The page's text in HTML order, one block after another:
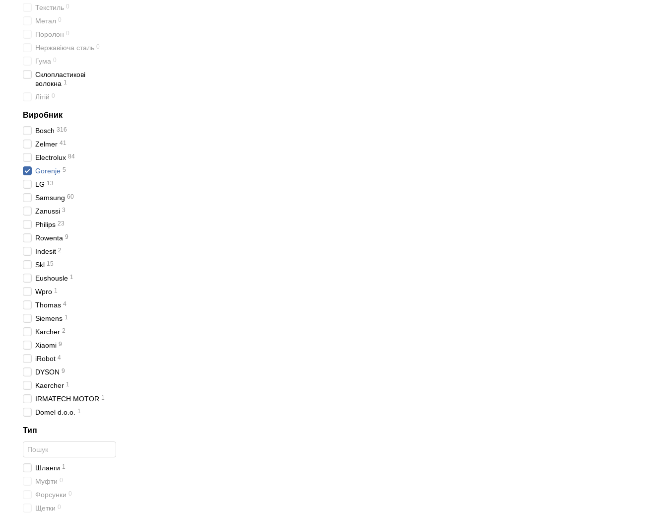
Текстиль 0
Метал 0
Поролон 0
Нержавіюча сталь 0
Гума 0
Склопластикові
волокна 1
Літій 0
Виробник
Bosch 316
Zelmer 41
Electrolux 84
Gorenje 5
LG 13
Samsung 60
Zanussi 3
Philips 23
Rowenta 9
Indesit 2
Skl 15
Eushousle 1
Wpro 1
Thomas 4
Siemens 1
Karcher 2
Xiaomi 9
iRobot 4
DYSON 9
Kaercher 1
IRMATECH MOTOR 1
Domel d.o.o. 1
Тип
Шланги 1
Муфти 0
Форсунки 0
Щетки 0